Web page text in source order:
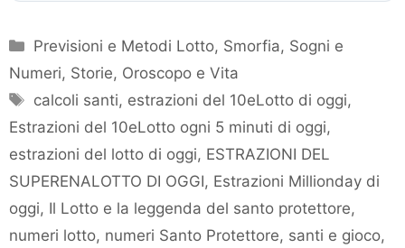
Categorie
Previsioni e Metodi Lotto, Smorfia, Sogni e
Numeri, Storie, Oroscopo e Vita
Tag
calcoli santi, estrazioni del 10eLotto di oggi,
Estrazioni del 10eLotto ogni 5 minuti di oggi,
estrazioni del lotto di oggi, ESTRAZIONI DEL
SUPERENALOTTO DI OGGI, Estrazioni Millionday di
oggi, Il Lotto e la leggenda del santo protettore,
numeri lotto, numeri Santo Protettore, santi e gioco,